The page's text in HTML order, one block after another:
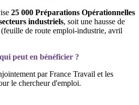
25 000 Préparations Opérationnelles
industriels, soit une hausse de
de route emploi-industrie, avril
peut en bénéficier ?
par France Travail et les
le chercheur d'emploi.